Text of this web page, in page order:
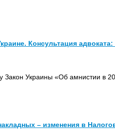
Консультация
Закон Украины «Об амнистии в
– изменения в